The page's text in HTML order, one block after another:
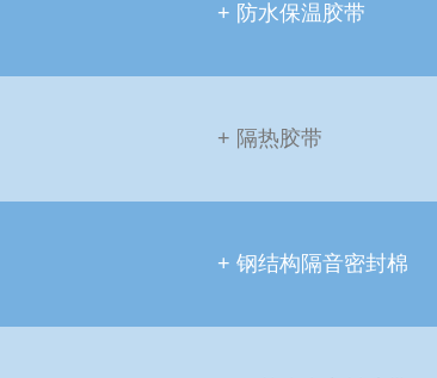
+ 防水保温胶带
+ 隔热胶带
+ 钢结构隔音密封棉